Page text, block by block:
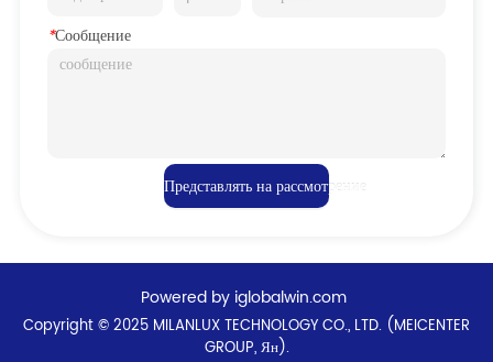
*Сообщение
Представлять на рассмотрение
Powered by iglobalwin.com
Copyright © 2025 MILANLUX TECHNOLOGY CO., LTD. (MEICENTER
GROUP, Ян).